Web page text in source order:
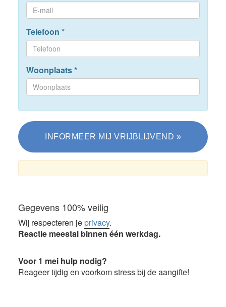
Telefoon *
Woonplaats*
Gegevens 100% veilig
Wij respecteren jeprivacy.
Reactie meestal binnen één werkdag.
Voor 1 mei hulp nodig?
Reageer tijdig en voorkom stress bij de aangifte!